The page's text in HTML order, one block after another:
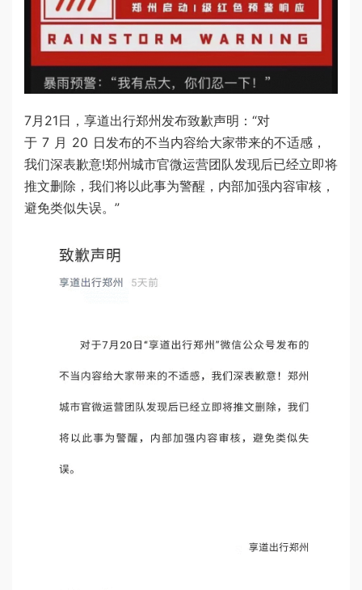
7月21日，享道出行郑州发布致歉声明：“对
于 7 月 20 日发布的不当内容给大家带来的不适感，
我们深表歉意!郑州城市官微运营团队发现后已经立即将
推文删除，我们将以此事为警醒，内部加强内容审核，
避免类似失误。”